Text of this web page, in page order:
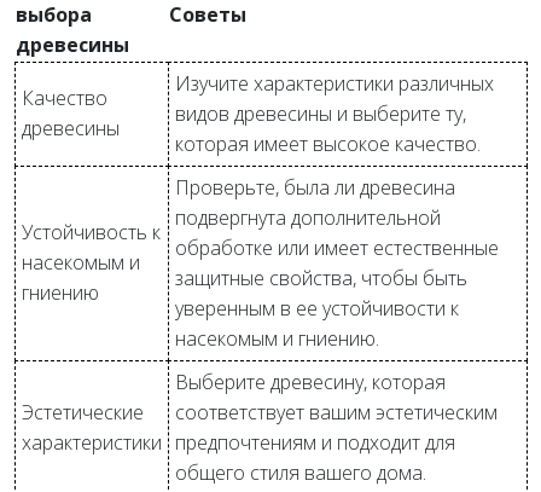
выбора
древесины
Советы
Качество
древесины
Изучите характеристики различных
видов древесины и выберите ту,
которая имеет высокое качество.
Устойчивость к
насекомым и
гниению
Проверьте, была ли древесина
подвергнута дополнительной
обработке или имеет естественные
защитные свойства, чтобы быть
уверенным в ее устойчивости к
насекомым и гниению.
Эстетические
характеристики
Выберите древесину, которая
соответствует вашим эстетическим
предпочтениям и подходит для
общего стиля вашего дома.